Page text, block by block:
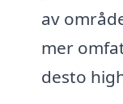
av
mer
desto